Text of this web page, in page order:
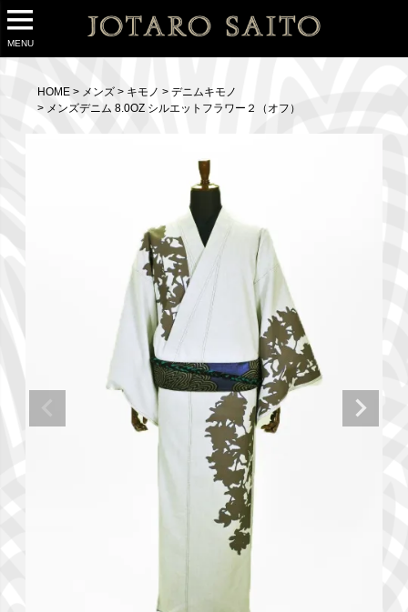
MENU
HOME メンズ キモノ
デニムキモノ
メンズデニム 8.0OZ シルエットフラワー２（オフ）